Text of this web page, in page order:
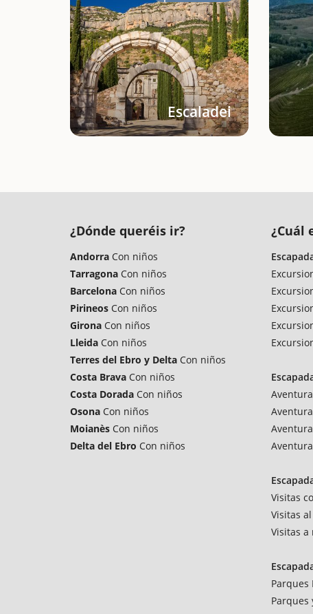
Escaladei
¿Dónde queréis ir?
Andorra Con niños
Tarragona Con niños
Barcelona Con niños
Pirineos Con niños
Girona Con niños
Lleida Con niños
Terres del Ebro y Delta Con niños
Costa Brava Con niños
Costa Dorada Con niños
Osona Con niños
Moianès Con niños
Delta del Ebro Con niños
¿Cuál
Visitas
Visitas
Visitas a
Parques